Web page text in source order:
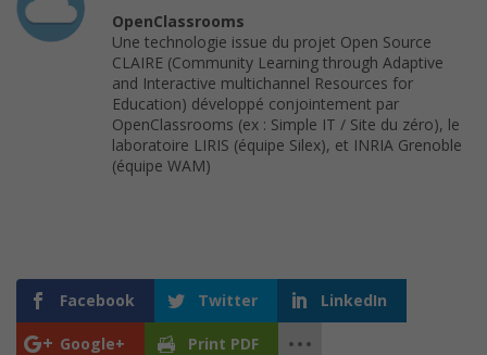
OpenClassrooms
Une technologie issue du projet Open Source
CLAIRE (Community Learning through Adaptive
and Interactive multichannel Resources for
Education) développé conjointement par
OpenClassrooms (ex : Simple IT / Site du zéro), le
laboratoire LIRIS (équipe Silex), et INRIA Grenoble
(équipe WAM)
Facebook Twitter LinkedIn
Google+ Print PDF